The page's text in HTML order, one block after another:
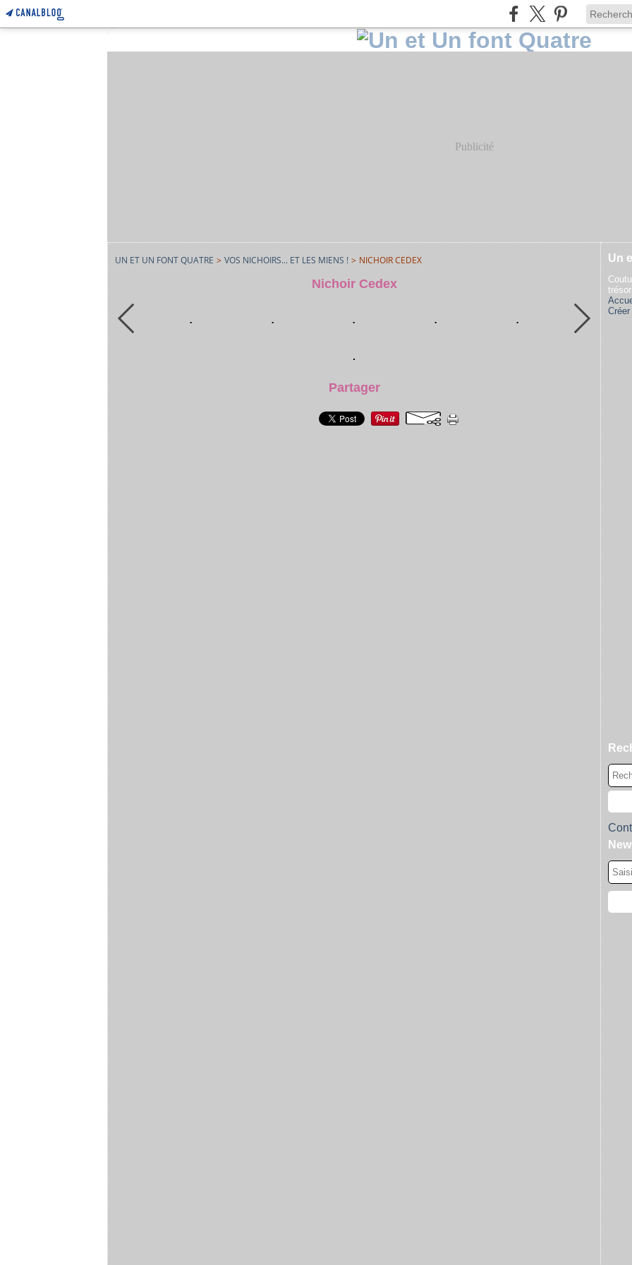
Publicité
UN ET UN FONT QUATRE > VOS NICHOIRS... ET LES MIENS ! > NICHOIR CEDEX
Nichoir Cedex
Partager
Un